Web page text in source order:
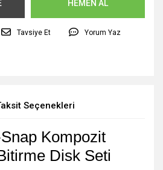
HEMEN AL
Tavsiye Et Yorum Yaz
Seçenekleri
Kompozit
Disk Seti